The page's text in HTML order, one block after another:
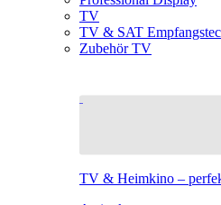
TV
TV & SAT
Zubehör TV
TV & Heimkino –